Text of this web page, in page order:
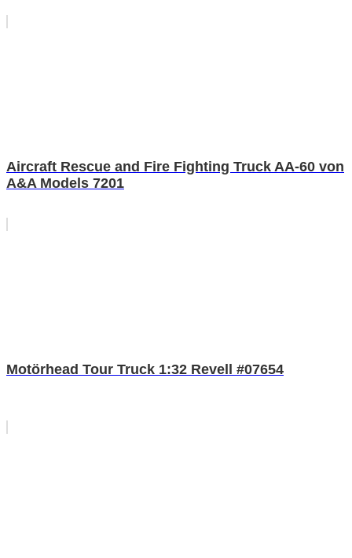
Aircraft Rescue and Fire Fighting Truck AA-60 von
A&A Models 7201
Motörhead Tour Truck 1:32 Revell #07654